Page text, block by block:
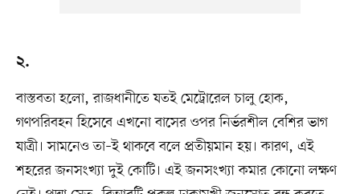
২.
বাস্তবতা হলো, রাজধানীতে যতই মেট্রোরেল চালু হোক,
গণপরিবহন হিসেবে এখনো বাসের ওপর নির্ভরশীল বেশির ভাগ
যাত্রী। সামনেও তা–ই থাকবে বলে প্রতীয়মান হয়। কারণ, এই
শহরের জনসংখ্যা দুই কোটি। এই জনসংখ্যা কমার কোনো লক্ষণ